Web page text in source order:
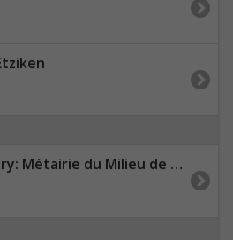
Métairie du Milieu de Bienne